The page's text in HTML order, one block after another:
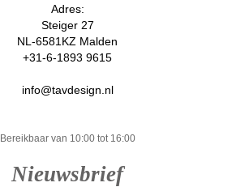
Adres:
Steiger 27
NL-6581KZ Malden
+31-6-1893 9615
info@tavdesign.nl
Bereikbaar van 10:00 tot 16:00
Nieuwsbrief